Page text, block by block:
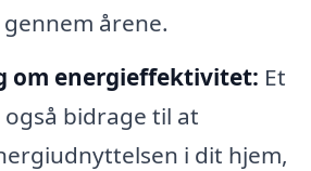
årene.
om energieffektivitet: Et
bidrage til at
i dit hjem,